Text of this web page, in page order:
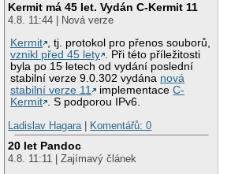
Kermit má 45 let. Vydán C-Kermit 11
4.8. 11:44 | Nová verze
Kermit , tj. protokol pro přenos souborů,
vznikl před 45 lety . Při této příležitosti
byla po 15 letech od vydání poslední
stabilní verze 9.0.302 vydána nová
stabilní verze 11
implementaceC-
Kermit . S podporou IPv6.
Ladislav Hagara | Komentářů: 0
20 let Pandoc
4.8. 11:11 | Zajímavý článek